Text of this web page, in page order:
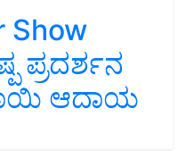
Show
ಪ್ರದರ್ಶನ
ಆದಾಯ